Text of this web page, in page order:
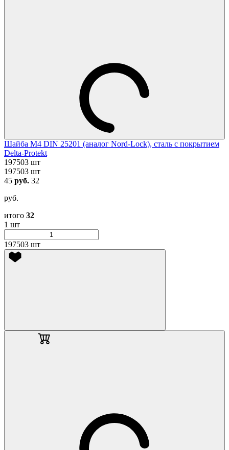
Шайба М4 DIN 25201 (аналог Nord-Lock), сталь с покрытием
Delta-Protekt
197503 шт
197503 шт
45 руб. 32
руб.
итого 32
1 шт
197503 шт